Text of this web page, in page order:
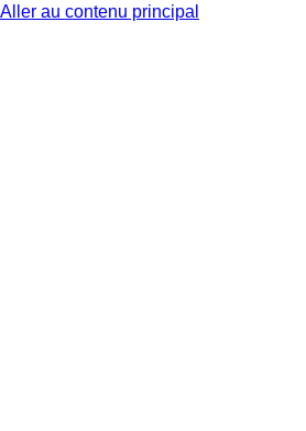
Aller au contenu principal